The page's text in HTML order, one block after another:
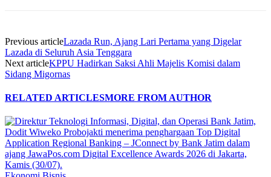
Previous articleLazada Run, Ajang Lari Pertama yang Digelar
Lazada di Seluruh Asia Tenggara
Next articleKPPU Hadirkan Saksi Ahli Majelis Komisi dalam
Sidang Migornas
RELATED ARTICLESMORE FROM AUTHOR